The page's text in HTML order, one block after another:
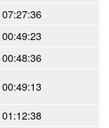
07:27:36
00:49:23
00:48:36
00:49:13
01:12:38